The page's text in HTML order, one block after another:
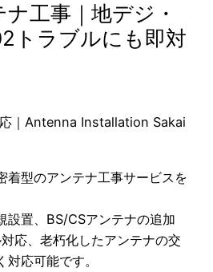
工事｜地デジ・
トラブルにも即対
｜Antenna Installation Sakai
着型のアンテナ工事サービスを
設置、BS/CSアンテナの追加
応、老朽化したアンテナの交
応可能です。